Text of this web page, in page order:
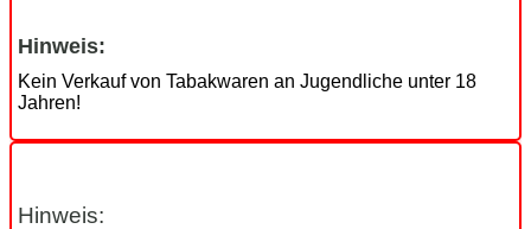
Hinweis:
Kein Verkauf von Tabakwaren an Jugendliche unter 18
Jahren!
Hinweis: